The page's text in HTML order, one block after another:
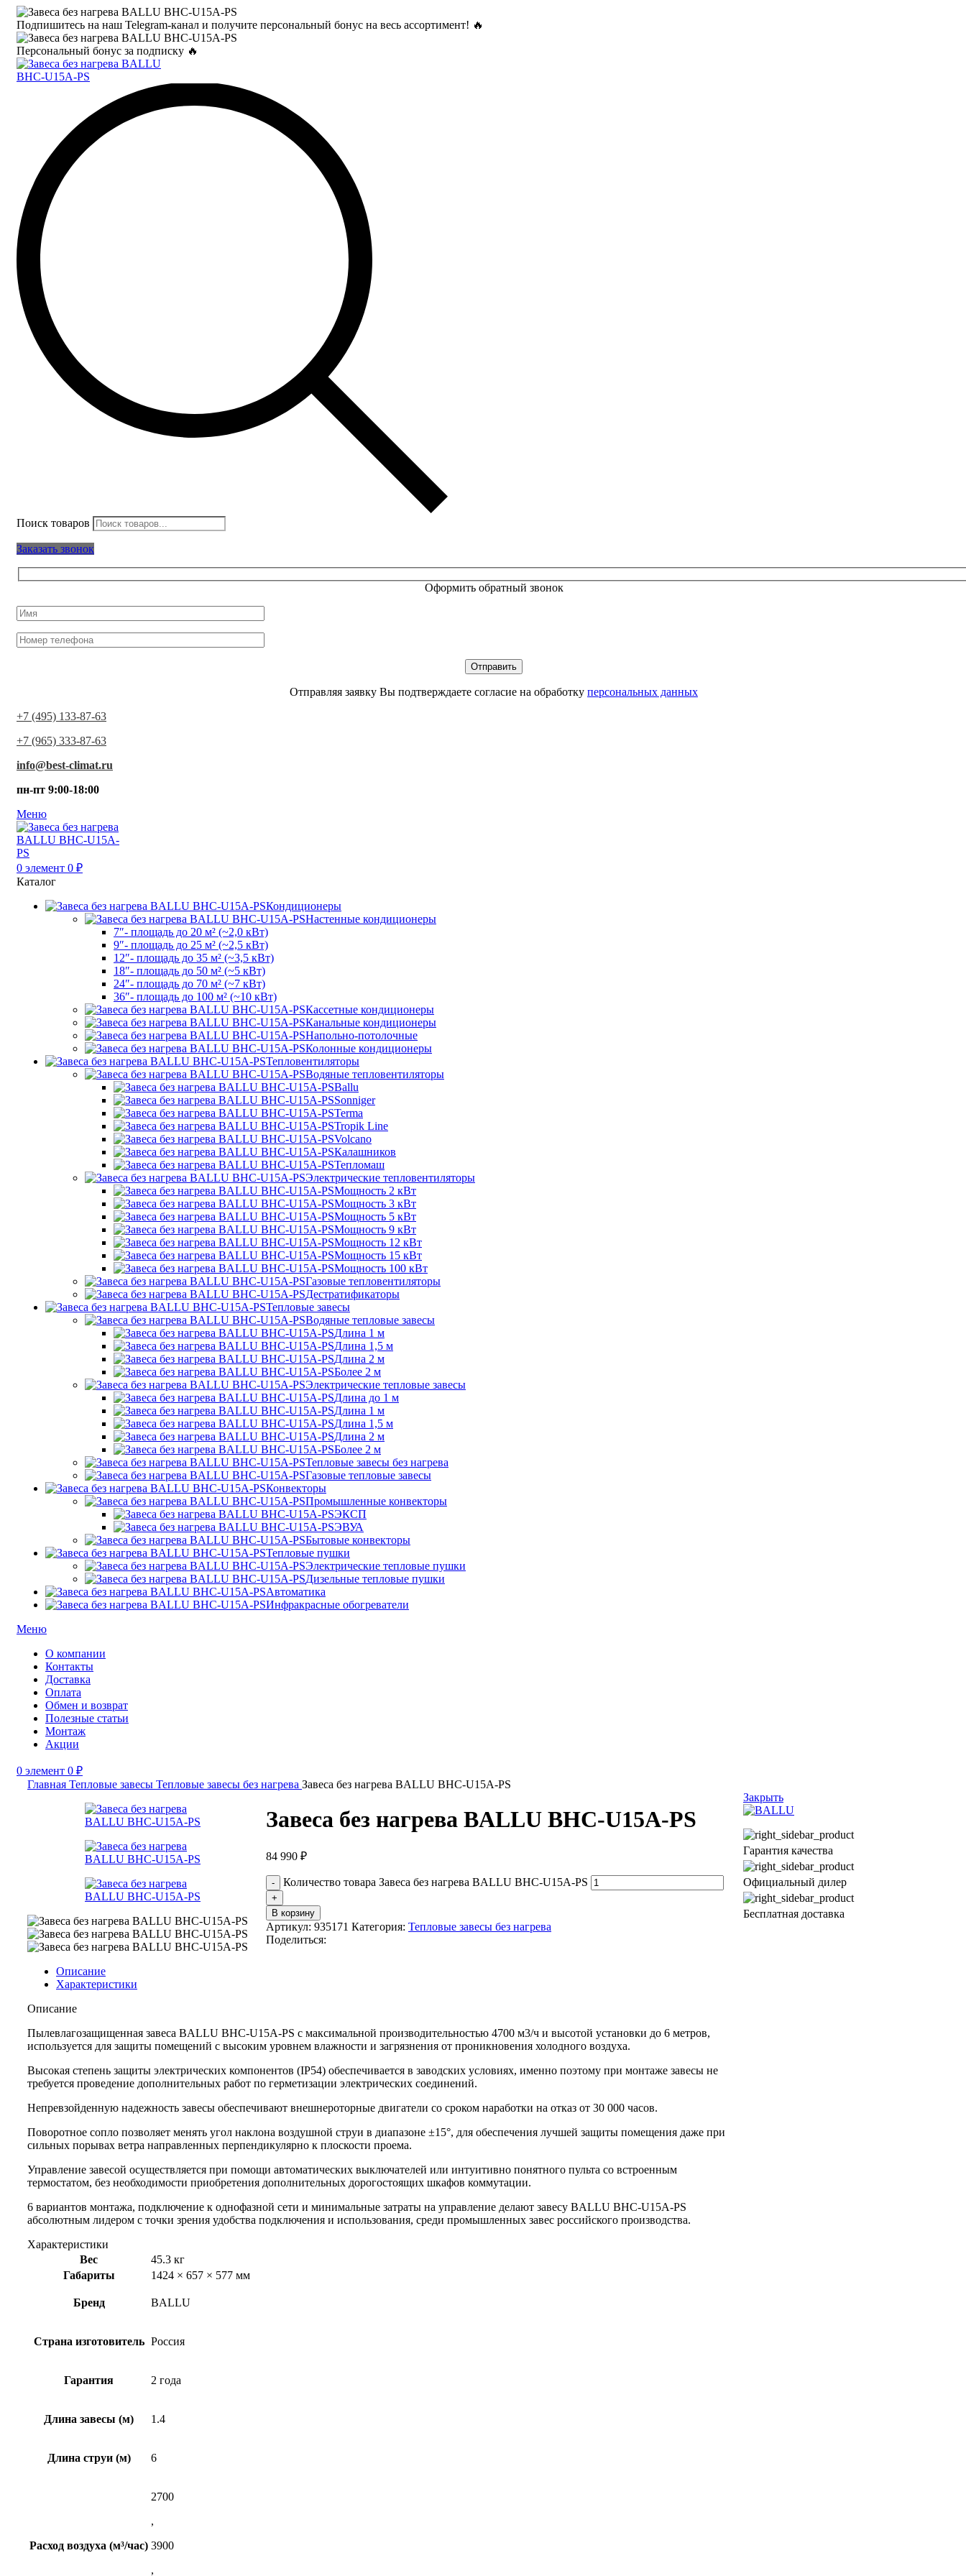
Подпишитесь на наш Telegram-канал и получите персональный бонус на весь ассортимент! 🔥
Персональный бонус за подписку 🔥
Поиск товаров
Заказать звонок
Оформить обратный звонок
Отправляя заявку Вы подтверждаете согласие на обработку персональных данных
+7 (495) 133-87-63
+7 (965) 333-87-63
info@best-climat.ru
пн-пт 9:00-18:00
Меню
0 элемент 0 ₽
Каталог
Кондиционеры
Настенные кондиционеры
7″- площадь до 20 м² (~2,0 кВт)
9″- площадь до 25 м² (~2,5 кВт)
12″- площадь до 35 м² (~3,5 кВт)
18″- площадь до 50 м² (~5 кВт)
24″- площадь до 70 м² (~7 кВт)
36″- площадь до 100 м² (~10 кВт)
Кассетные кондиционеры
Канальные кондиционеры
Напольно-потолочные
Колонные кондиционеры
Тепловентиляторы
Водяные тепловентиляторы
Ballu
Sonniger
Terma
Tropik Line
Volcano
Калашников
Тепломаш
Электрические тепловентиляторы
Мощность 2 кВт
Мощность 3 кВт
Мощность 5 кВт
Мощность 9 кВт
Мощность 12 кВт
Мощность 15 кВт
Мощность 100 кВт
Газовые тепловентиляторы
Дестратификаторы
Тепловые завесы
Водяные тепловые завесы
Длина 1 м
Длина 1,5 м
Длина 2 м
Более 2 м
Электрические тепловые завесы
Длина до 1 м
Длина 1 м
Длина 1,5 м
Длина 2 м
Более 2 м
Тепловые завесы без нагрева
Газовые тепловые завесы
Конвекторы
Промышленные конвекторы
ЭКСП
ЭВУА
Бытовые конвекторы
Тепловые пушки
Электрические тепловые пушки
Дизельные тепловые пушки
Автоматика
Инфракрасные обогреватели
Меню
О компании
Контакты
Доставка
Оплата
Обмен и возврат
Полезные статьи
Монтаж
Акции
0 элемент 0 ₽
Главная Тепловые завесы Тепловые завесы без нагрева Завеса без нагрева BALLU BHC-U15A-PS
Завеса без нагрева BALLU BHC-U15A-PS
84 990 ₽
Количество товара Завеса без нагрева BALLU BHC-U15A-PS
В корзину
Артикул: 935171 Категория: Тепловые завесы без нагрева
Поделиться:
Описание
Характеристики
Описание
Пылевлагозащищенная завеса BALLU BHC-U15A-PS c максимальной производительностью 4700 м3/ч и высотой установки до 6 метров,
используется для защиты помещений с высоким уровнем влажности и загрязнения от проникновения холодного воздуха.
Высокая степень защиты электрических компонентов (IP54) обеспечивается в заводских условиях, именно поэтому при монтаже завесы не
требуется проведение дополнительных работ по герметизации электрических соединений.
Непревзойденную надежность завесы обеспечивают внешнероторные двигатели со сроком наработки на отказ от 30 000 часов.
Поворотное сопло позволяет менять угол наклона воздушной струи в диапазоне ±15°, для обеспечения лучшей защиты помещения даже при
сильных порывах ветра направленных перпендикулярно к плоскости проема.
Управление завесой осуществляется при помощи автоматических выключателей или интуитивно понятного пульта со встроенным
термостатом, без необходимости приобретения дополнительных дорогостоящих шкафов коммутации.
6 вариантов монтажа, подключение к однофазной сети и минимальные затраты на управление делают завесу BALLU BHC-U15A-PS
абсолютным лидером с точки зрения удобства подключения и использования, среди промышленных завес российского производства.
Характеристики
Вес
45.3 кг
Габариты
1424 × 657 × 577 мм
Бренд BALLU
Страна изготовитель Россия
Гарантия 2 года
Длина завесы (м) 1.4
Длина струи (м) 6
Расход воздуха (м³/час)
2700
,
3900
,
Закрыть
Гарантия качества
Официальный дилер
Бесплатная доставка